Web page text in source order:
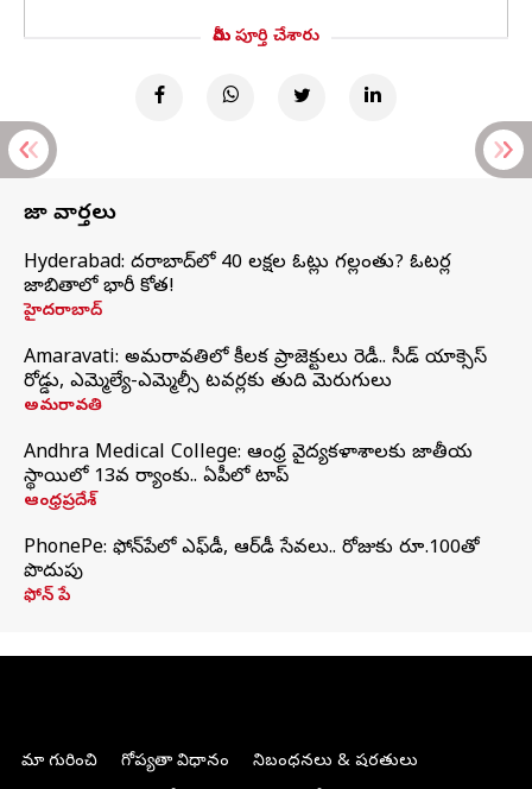
మీరు పూర్తి చేశారు
తాజా వార్తలు
Hyderabad: హైదరాబాద్‌లో 40 లక్షల ఓట్లు గల్లంతు? ఓటర్ల
జాబితాలో భారీ కోత!
హైదరాబాద్
Amaravati: అమరావతిలో కీలక ప్రాజెక్టులు రెడీ.. సీడ్‌ యాక్సెస్‌
రోడ్డు, ఎమ్మెల్యే-ఎమ్మెల్సీ టవర్లకు తుది మెరుగులు
అమరావతి
Andhra Medical College: ఆంధ్ర వైద్యకళాశాలకు జాతీయ
స్థాయిలో 13వ ర్యాంకు.. ఏపీలో టాప్
ఆంధ్రప్రదేశ్
PhonePe: ఫోన్‌పేలో ఎఫ్‌డీ, ఆర్‌డీ సేవలు.. రోజుకు రూ.100తో
పొదుపు
ఫోన్‌ పే
మా గురించి గోప్యతా విధానం
నిబంధనలు & షరతులు